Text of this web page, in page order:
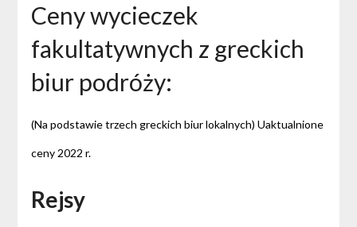
Ceny wycieczek
fakultatywnych z greckich
biur podróży:
(Na podstawie trzech greckich biur lokalnych) Uaktualnione
ceny 2022 r.
Rejsy